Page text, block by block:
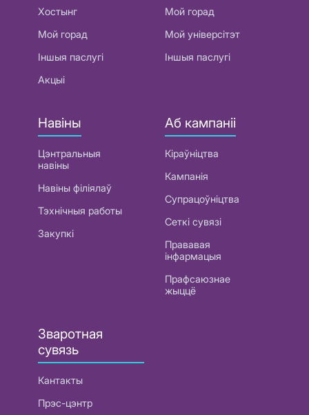
Хостынг
Мой горад
Іншыя паслугі
Акцыі
Мой горад
Мой універсітэт
Іншыя паслугі
Навіны
Цэнтральныя
навіны
Навіны філіялаў
Тэхнічныя работы
Закупкі
Аб кампаніі
Кіраўніцтва
Кампанія
Супрацоўніцтва
Сеткі сувязі
Прававая
інфармацыя
Прафсаюзнае
жыццё
Зваротная
сувязь
Кантакты
Прэс-цэнтр